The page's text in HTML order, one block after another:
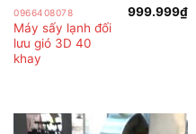
0966408078
Máy sấy lạnh đối
lưu gió 3D 40
khay
999.999₫